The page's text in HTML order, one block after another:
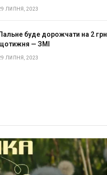
ЛИПНЯ, 2023
буде дорожчати на 2 грн
— ЗМІ
ЛИПНЯ, 2023